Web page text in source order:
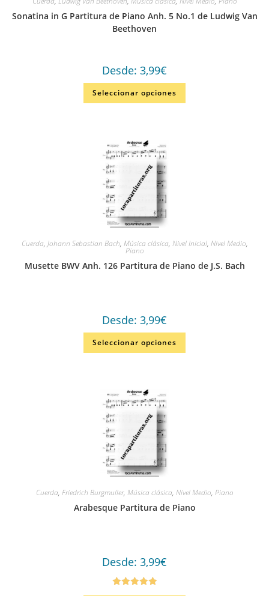
Sonatina in G Partitura de Piano Anh. 5 No.1 de Ludwig Van
Beethoven
Desde: 3,99€
Seleccionar opciones
Cuerda, Johann Sebastian Bach, Música clásica, Nivel Inicial, Nivel Medio,
Piano
Musette BWV Anh. 126 Partitura de Piano de J.S. Bach
Desde: 3,99€
Seleccionar opciones
Cuerda, Friedrich Burgmuller, Música clásica, Nivel Medio, Piano
Arabesque Partitura de Piano
Desde: 3,99€
Valorado en